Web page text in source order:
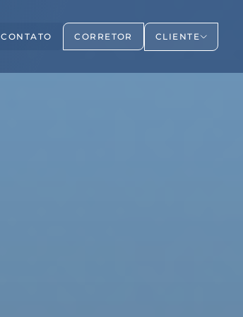
CONTATO CORRETOR CLIENTE